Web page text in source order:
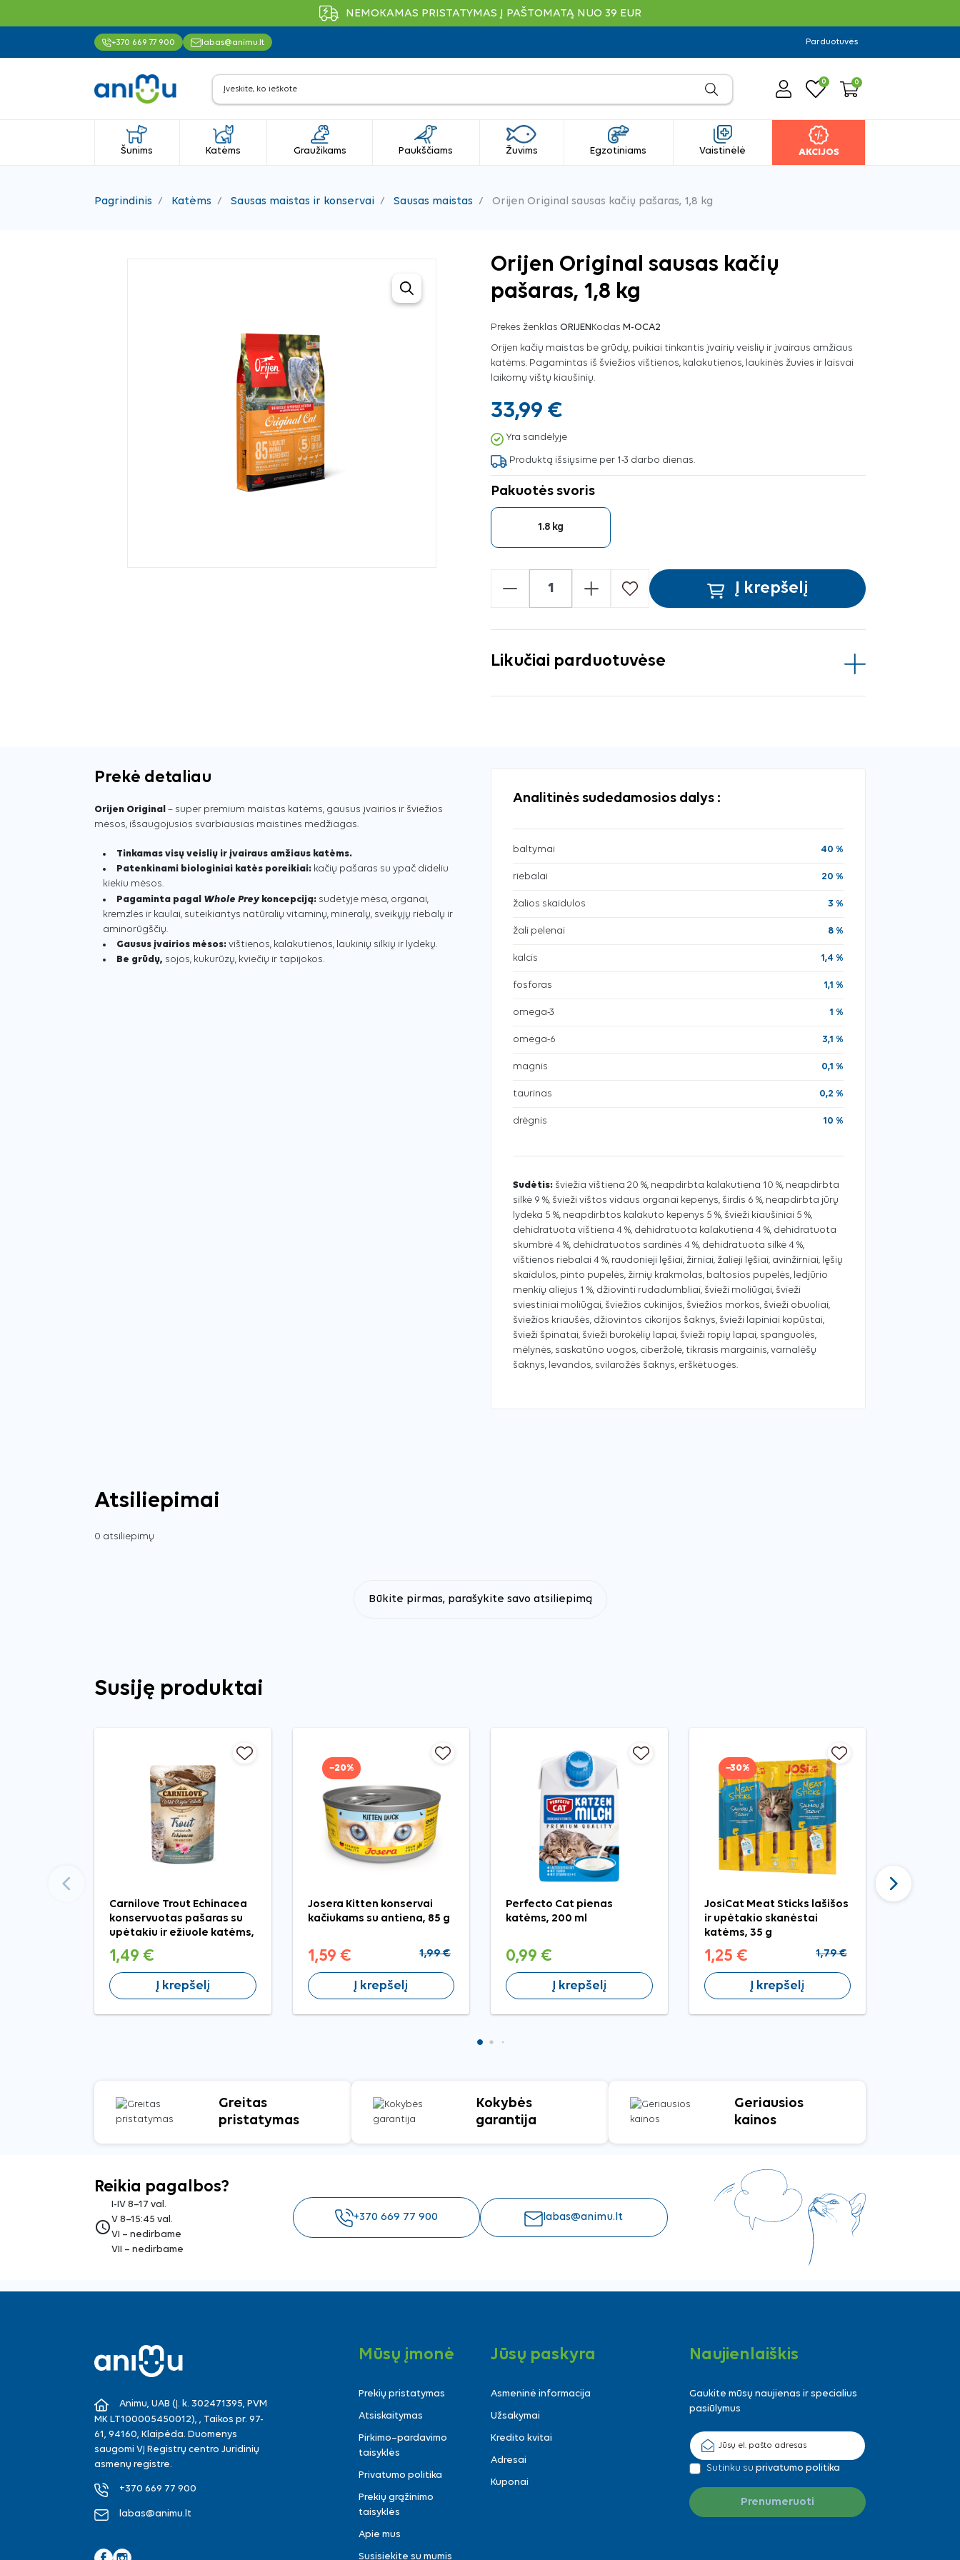
NEMOKAMAS PRISTATYMAS Į PAŠTOMATĄ NUO 39 EUR
+370 669 77 900 labas@animu.lt Parduotuvės
0 0
Šunims Katėms Graužikams Paukščiams Žuvims Egzotiniams Vaistinėlė AKCIJOS
Pagrindinis Katėms Sausas maistas ir konservai Sausas maistas Orijen Original sausas kačių pašaras, 1,8 kg
Orijen Original sausas kačių
pašaras, 1,8 kg
Prekės ženklas ORIJENKodas M-OCA2
Orijen kačių maistas be grūdų, puikiai tinkantis įvairių veislių ir įvairaus amžiaus
katėms. Pagamintas iš šviežios vištienos, kalakutienos, laukinės žuvies ir laisvai
laikomų vištų kiaušinių.
33,99 €
Yra sandėlyje
Produktą išsiųsime per 1-3 darbo dienas.
Pakuotės svoris
1.8 kg
- + Į krepšelį
Likučiai parduotuvėse
Prekė detaliau
Orijen Original – super premium maistas katėms, gausus įvairios ir šviežios
mėsos, išsaugojusios svarbiausias maistines medžiagas.
Tinkamas visų veislių ir įvairaus amžiaus katėms.
Patenkinami biologiniai katės poreikiai: kačių pašaras su ypač dideliu
kiekiu mėsos.
Pagaminta pagal Whole Prey koncepciją: sudėtyje mėsa, organai,
kremzlės ir kaulai, suteikiantys natūralių vitaminų, mineralų, sveikųjų riebalų ir
aminorūgščių.
Gausus įvairios mėsos: vištienos, kalakutienos, laukinių silkių ir lydekų.
Be grūdų, sojos, kukurūzų, kviečių ir tapijokos.
Analitinės sudedamosios dalys :
baltymai 40 %
riebalai 20 %
žalios skaidulos 3 %
žali pelenai 8 %
kalcis 1,4 %
fosforas 1,1 %
omega-3 1 %
omega-6 3,1 %
magnis 0,1 %
taurinas 0,2 %
drėgnis 10 %
Sudėtis: šviežia vištiena 20 %, neapdirbta kalakutiena 10 %, neapdirbta
silkė 9 %, švieži vištos vidaus organai kepenys, širdis 6 %, neapdirbta jūrų
lydeka 5 %, neapdirbtos kalakuto kepenys 5 %, švieži kiaušiniai 5 %,
dehidratuota vištiena 4 %, dehidratuota kalakutiena 4 %, dehidratuota
skumbrė 4 %, dehidratuotos sardinės 4 %, dehidratuota silkė 4 %,
vištienos riebalai 4 %, raudonieji lęšiai, žirniai, žalieji lęšiai, avinžirniai, lęšių
skaidulos, pinto pupelės, žirnių krakmolas, baltosios pupelės, ledjūrio
menkių aliejus 1 %, džiovinti rudadumbliai, švieži moliūgai, švieži
sviestiniai moliūgai, šviežios cukinijos, šviežios morkos, švieži obuoliai,
šviežios kriaušės, džiovintos cikorijos šaknys, švieži lapiniai kopūstai,
švieži špinatai, švieži burokėlių lapai, švieži ropių lapai, spanguolės,
mėlynės, saskatūno uogos, ciberžolė, tikrasis margainis, varnalėšų
šaknys, levandos, svilarožės šaknys, erškėtuogės.
Atsiliepimai
0 atsiliepimų
Būkite pirmas, parašykite savo atsiliepimą
Susiję produktai
Carnilove Trout Echinacea
konservuotas pašaras su
upėtakiu ir ežiuole katėms,
85 g
1,49 €
Į krepšelį
−20%
Josera Kitten konservai
kačiukams su antiena, 85 g
1,59 € 1,99 €
Į krepšelį
Perfecto Cat pienas
katėms, 200 ml
0,99 €
Į krepšelį
−30%
JosiCat Meat Sticks lašišos
ir upėtakio skanėstai
katėms, 35 g
1,25 € 1,79 €
Į krepšelį
Greitas
pristatymas
Kokybės
garantija
Geriausios
kainos
Reikia pagalbos?
access_time
I-IV 8–17 val.
V 8–15:45 val.
VI – nedirbame
VII – nedirbame
+370 669 77 900 labas@animu.lt
Animu, UAB (Į. k. 302471395, PVM
MK LT100005450012), , Taikos pr. 97-
61, 94160, Klaipėda. Duomenys
saugomi VĮ Registrų centro Juridinių
asmenų registre.
+370 669 77 900
labas@animu.lt
Mūsų įmonė
Prekių pristatymas
Atsiskaitymas
Pirkimo–pardavimo
taisyklės
Privatumo politika
Prekių grąžinimo
taisyklės
Apie mus
Susisiekite su mumis
Jūsų paskyra
Asmeninė informacija
Užsakymai
Kredito kvitai
Adresai
Kuponai
Naujienlaiškis
Gaukite mūsų naujienas ir specialius
pasiūlymus
Sutinku su privatumo politika